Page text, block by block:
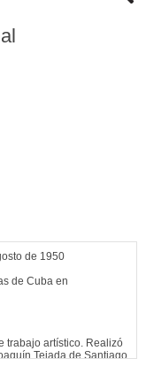
de 1950
de Cuba en
trabajo artístico. Realizó
Tejada de Santiago